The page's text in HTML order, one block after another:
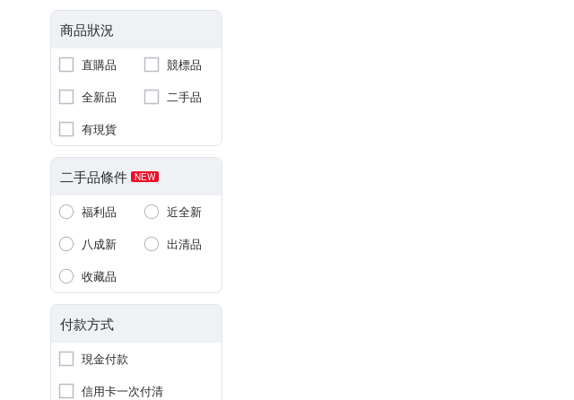
商品狀況
直購品
競標品
全新品
二手品
有現貨
二手品條件 NEW
福利品
近全新
八成新
出清品
收藏品
付款方式
現金付款
信用卡一次付清